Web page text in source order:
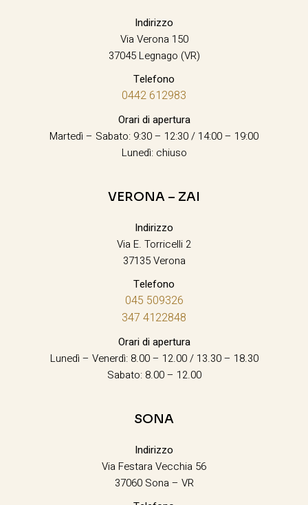
Indirizzo
Via Verona 150
37045 Legnago (VR)
Telefono
0442 612983
Orari di apertura
Martedì – Sabato: 9:30 – 12:30 / 14:00 – 19:00
Lunedì: chiuso
VERONA – ZAI
Indirizzo
Via E. Torricelli 2
37135 Verona
Telefono
045 509326
347 4122848
Orari di apertura
Lunedì – Venerdì: 8.00 – 12.00 / 13.30 – 18.30
Sabato: 8.00 – 12.00
SONA
Indirizzo
Via Festara Vecchia 56
37060 Sona – VR